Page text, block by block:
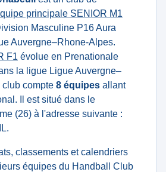
principale SENIOR M1
Masculine P16 Aura
Auvergne–Rhone-Alpes.
F1 évolue en Prenationale
la ligue Ligue Auvergne–
compte 8 équipes allant
Il est situé dans le
(26) à l'adresse suivante :
classements et calendriers
équipes du Handball Club